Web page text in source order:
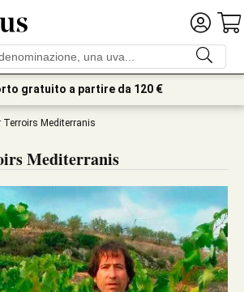
gratuito a partire da 120 €
Terroirs Mediterranis
Mediterranis